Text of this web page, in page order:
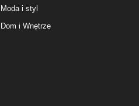
Moda i styl
Dom i Wnętrze